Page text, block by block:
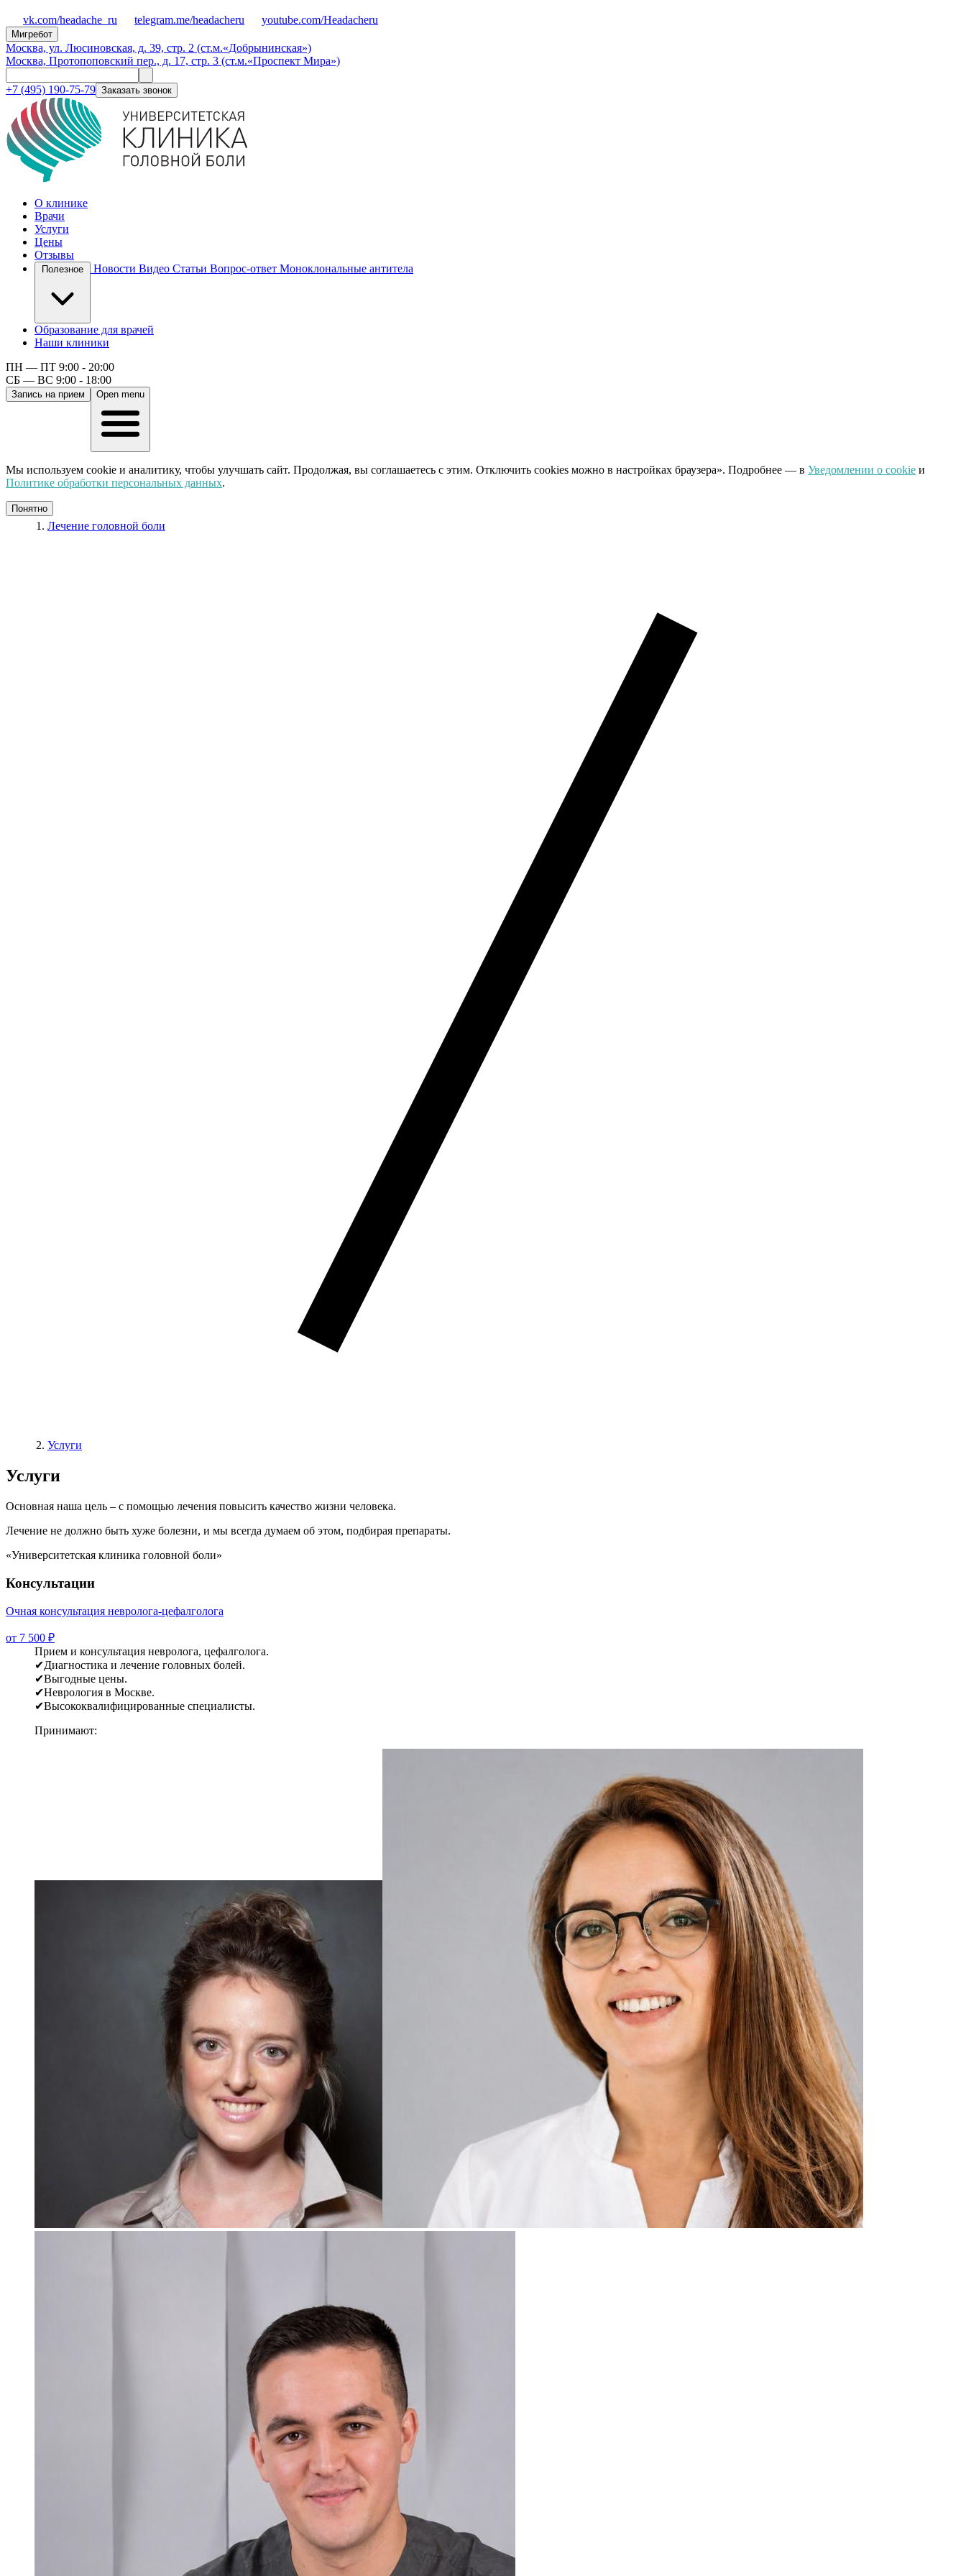
vk.com/headache_ru telegram.me/headacheru youtube.com/Headacheru
Мигребот
Москва, ул. Люсиновская, д. 39, стр. 2 (ст.м.«Добрынинская»)
Москва, Протопоповский пер., д. 17, стр. 3 (ст.м.«Проспект Мира»)
+7 (495) 190-75-79 Заказать звонок
О клинике
Врачи
Услуги
Цены
Отзывы
Новости Видео Статьи Вопрос-ответ Моноклональные антитела
Образование для врачей
Наши клиники
ПН — ПТ 9:00 - 20:00
СБ — ВС 9:00 - 18:00
Запись на прием Open menu
Мы используем cookie и аналитику, чтобы улучшать сайт. Продолжая, вы соглашаетесь с этим. Отключить cookies можно в настройках браузера». Подробнее — в Уведомлении о cookie и
Политике обработки персональных данных.
Понятно
Лечение головной боли
Услуги
Услуги
Основная наша цель – с помощью лечения повысить качество жизни человека.
Лечение не должно быть хуже болезни, и мы всегда думаем об этом, подбирая препараты.
«Университетская клиника головной боли»
Консультации
Очная консультация невролога-цефалголога
от 7 500 ₽
Прием и консультация невролога, цефалголога.
✔Диагностика и лечение головных болей.
✔Выгодные цены.
✔Неврология в Москве.
✔Высококвалифицированные специалисты.
Принимают: